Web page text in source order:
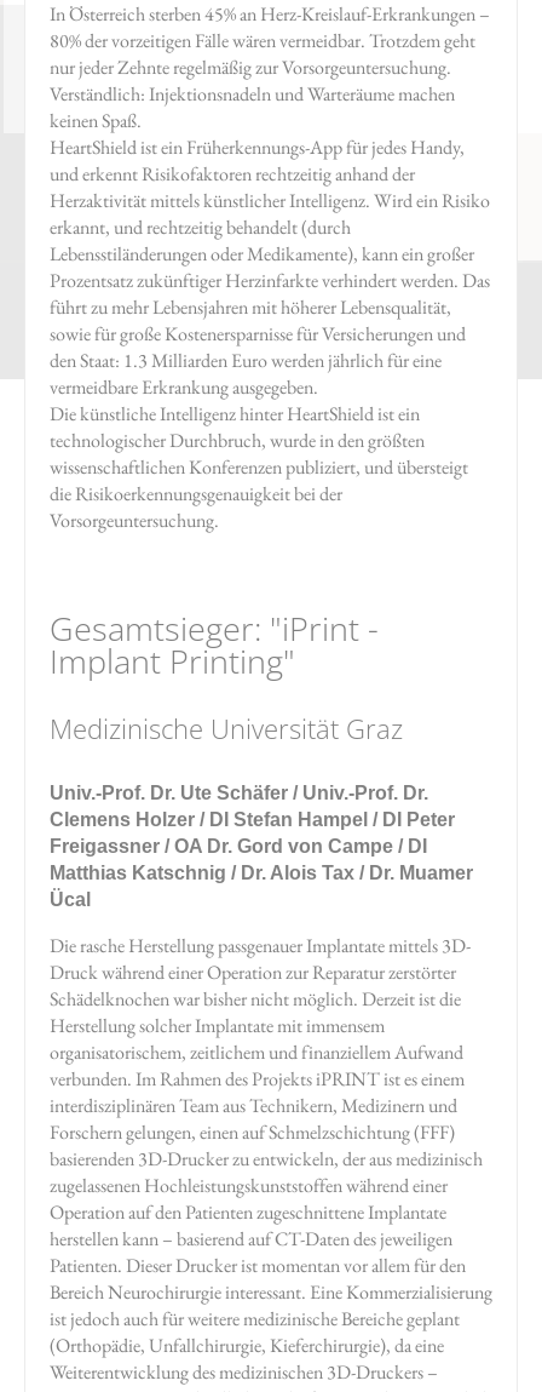
In Österreich sterben 45% an Herz-Kreislauf-Erkrankungen –
80% der vorzeitigen Fälle wären vermeidbar. Trotzdem geht
nur jeder Zehnte regelmäßig zur Vorsorgeuntersuchung.
Verständlich: Injektionsnadeln und Warteräume machen
keinen Spaß.
HeartShield ist ein Früherkennungs-App für jedes Handy,
und erkennt Risikofaktoren rechtzeitig anhand der
Herzaktivität mittels künstlicher Intelligenz. Wird ein Risiko
erkannt, und rechtzeitig behandelt (durch
Lebensstiländerungen oder Medikamente), kann ein großer
Prozentsatz zukünftiger Herzinfarkte verhindert werden. Das
führt zu mehr Lebensjahren mit höherer Lebensqualität,
sowie für große Kostenersparnisse für Versicherungen und
den Staat: 1.3 Milliarden Euro werden jährlich für eine
vermeidbare Erkrankung ausgegeben.
Die künstliche Intelligenz hinter HeartShield ist ein
technologischer Durchbruch, wurde in den größten
wissenschaftlichen Konferenzen publiziert, und übersteigt
die Risikoerkennungsgenauigkeit bei der
Vorsorgeuntersuchung.
Gesamtsieger: "iPrint -
Implant Printing"
Medizinische Universität Graz
Univ.-Prof. Dr. Ute Schäfer / Univ.-Prof. Dr.
Clemens Holzer / DI Stefan Hampel / DI Peter
Freigassner / OA Dr. Gord von Campe / DI
Matthias Katschnig / Dr. Alois Tax / Dr. Muamer
Ücal
Die rasche Herstellung passgenauer Implantate mittels 3D-
Druck während einer Operation zur Reparatur zerstörter
Schädelknochen war bisher nicht möglich. Derzeit ist die
Herstellung solcher Implantate mit immensem
organisatorischem, zeitlichem und finanziellem Aufwand
verbunden. Im Rahmen des Projekts iPRINT ist es einem
interdisziplinären Team aus Technikern, Medizinern und
Forschern gelungen, einen auf Schmelzschichtung (FFF)
basierenden 3D-Drucker zu entwickeln, der aus medizinisch
zugelassenen Hochleistungskunststoffen während einer
Operation auf den Patienten zugeschnittene Implantate
herstellen kann – basierend auf CT-Daten des jeweiligen
Patienten. Dieser Drucker ist momentan vor allem für den
Bereich Neurochirurgie interessant. Eine Kommerzialisierung
ist jedoch auch für weitere medizinische Bereiche geplant
(Orthopädie, Unfallchirurgie, Kieferchirurgie), da eine
Weiterentwicklung des medizinischen 3D-Druckers –